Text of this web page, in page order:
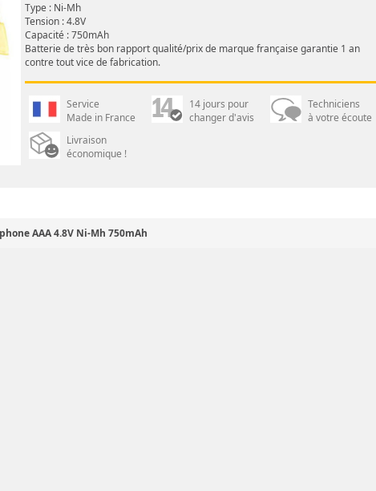
Type : Ni-Mh
Tension : 4.8V
Capacité : 750mAh
Batterie de très bon rapport qualité/prix de marque française garantie 1 an
contre tout vice de fabrication.
Service
Made in France
14 jours pour
changer d'avis
Techniciens
à votre écoute
Livraison
économique !
AAA 4.8V Ni-Mh 750mAh